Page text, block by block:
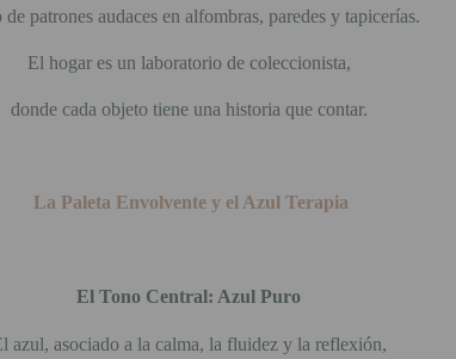
de patrones audaces en alfombras, paredes y tapicerías.
El hogar es un laboratorio de coleccionista,
donde cada objeto tiene una historia que contar.
La Paleta Envolvente y el Azul Terapia
El Tono Central: Azul Puro
azul, asociado a la calma, la fluidez y la reflexión,